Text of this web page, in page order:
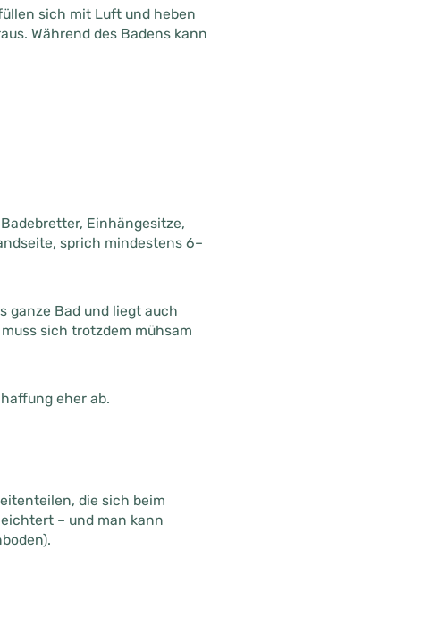
sich mit Luft und heben
Während des Badens kann
Einhängesitze,
sprich mindestens 6–
ganze Bad und liegt auch
sich trotzdem mühsam
eher ab.
die sich beim
– und man kann